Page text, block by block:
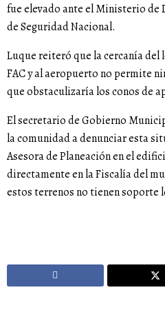
fue elevado ante el Ministerio de
de Seguridad Nacional.
Luque reiteró que la cercanía del
FAC y al aeropuerto no permite
que obstaculizaría los conos de
El secretario de Gobierno
la comunidad a denunciar esta
Asesora de Planeación en el
directamente en la Fiscalía del
estos terrenos no tienen soporte